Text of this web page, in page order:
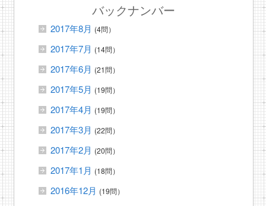
バックナンバー
2017年8月 (4問）
2017年7月 (14問）
2017年6月 (21問）
2017年5月 (19問）
2017年4月 (19問）
2017年3月 (22問）
2017年2月 (20問）
2017年1月 (18問）
2016年12月 (19問）